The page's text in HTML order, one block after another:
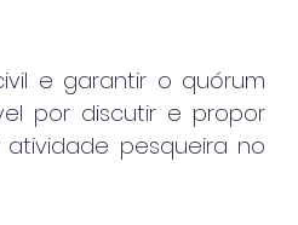
e garantir o quórum
por discutir e propor
pesqueira no